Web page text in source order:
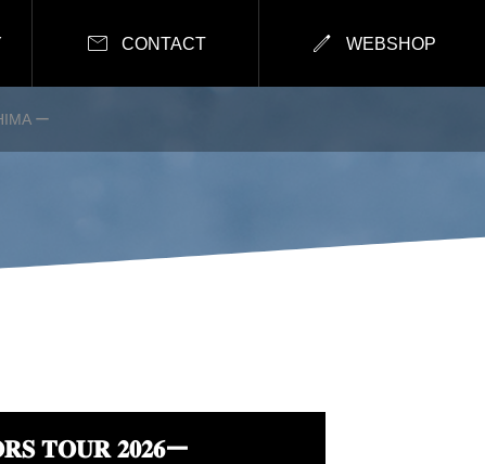
 CONTACT  WEBSHOP
ー
𝐓𝐎𝐔𝐑 𝟐𝟎𝟐𝟔ー